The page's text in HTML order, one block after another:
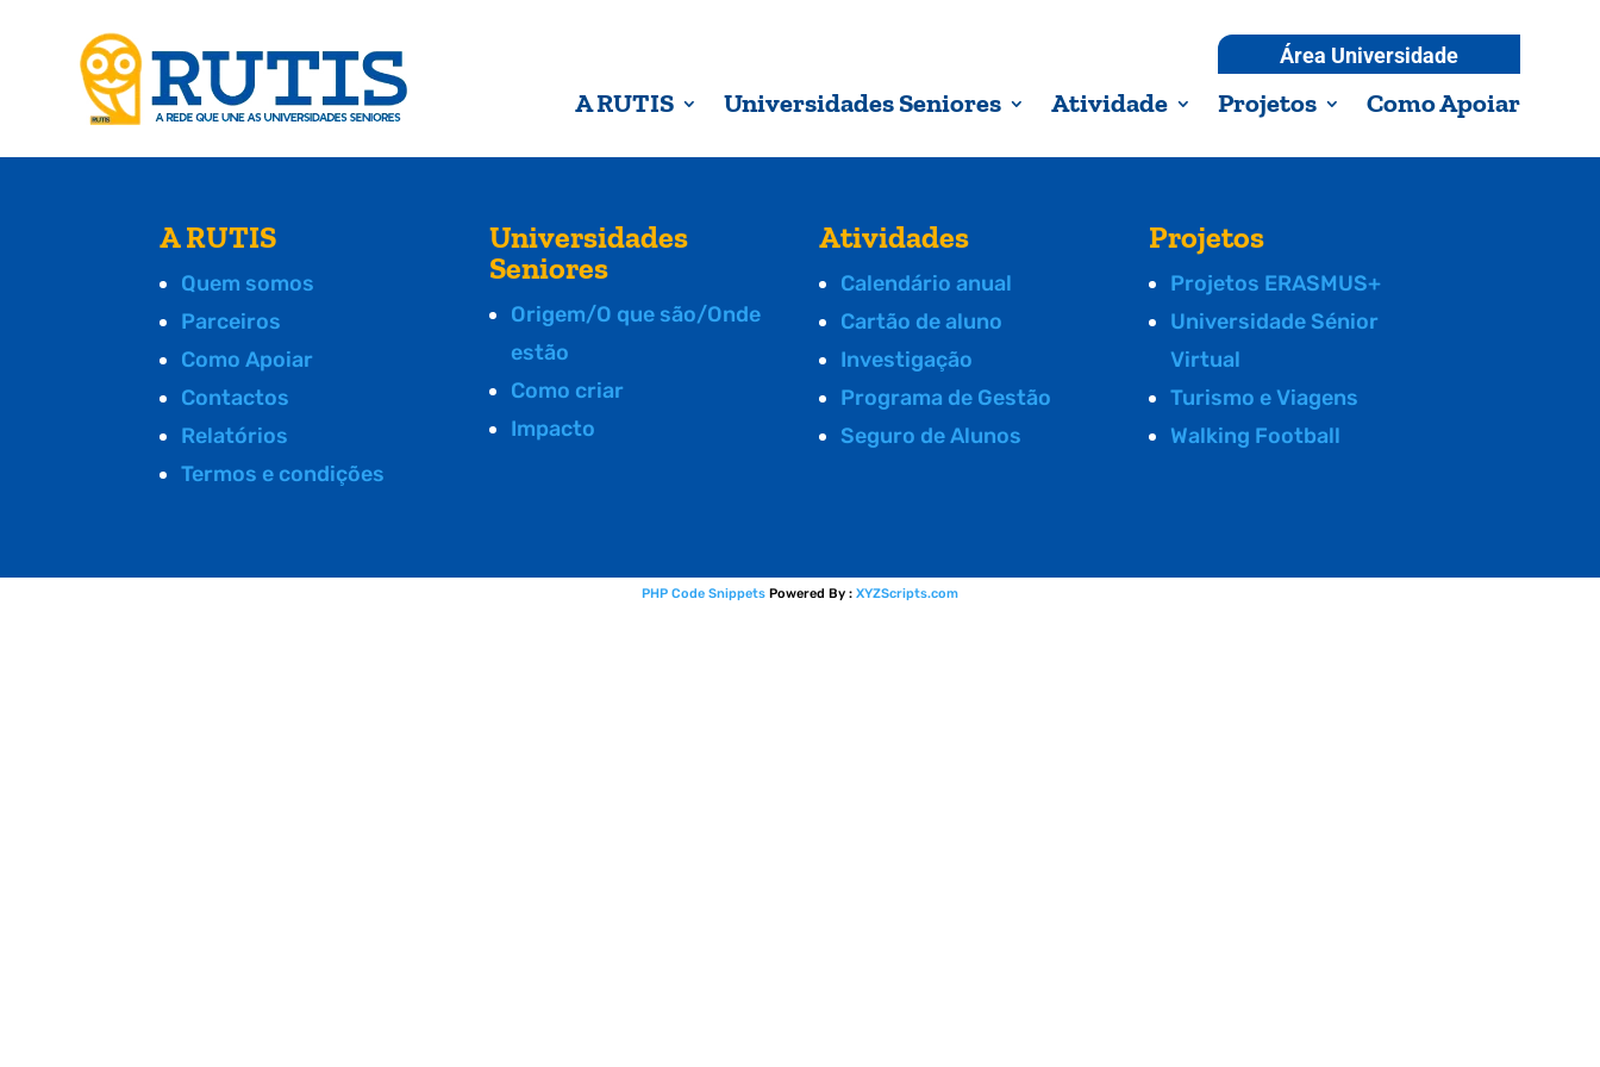
Área Universidade
A RUTIS Universidades Seniores Atividade Projetos Como Apoiar
A RUTIS
Quem somos
Parceiros
Como Apoiar
Contactos
Relatórios
Termos e condições
Universidades
Seniores
Origem/O que são/Onde
estão
Como criar
Impacto
Atividades
Calendário anual
Cartão de aluno
Investigação
Programa de Gestão
Seguro de Alunos
Projetos
Projetos ERASMUS+
Universidade Sénior
Virtual
Turismo e Viagens
Walking Football
PHP Code Snippets Powered By : XYZScripts.com